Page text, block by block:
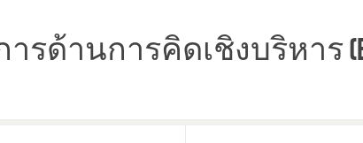
รด้านการคิดเชิงบริหาร